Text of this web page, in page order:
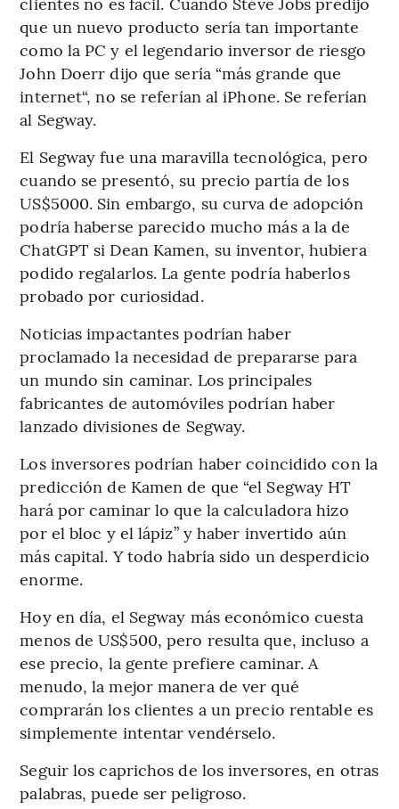
que un nuevo producto sería tan importante
como la PC y el legendario inversor de riesgo
John Doerr dijo que sería “más grande que
internet“, no se referían al iPhone. Se referían
al Segway.
El Segway fue una maravilla tecnológica, pero
cuando se presentó, su precio partía de los
US$5000. Sin embargo, su curva de adopción
podría haberse parecido mucho más a la de
ChatGPT si Dean Kamen, su inventor, hubiera
podido regalarlos. La gente podría haberlos
probado por curiosidad.
Noticias impactantes podrían haber
proclamado la necesidad de prepararse para
un mundo sin caminar. Los principales
fabricantes de automóviles podrían haber
lanzado divisiones de Segway.
Los inversores podrían haber coincidido con la
predicción de Kamen de que “el Segway HT
hará por caminar lo que la calculadora hizo
por el bloc y el lápiz” y haber invertido aún
más capital. Y todo habría sido un desperdicio
enorme.
Hoy en día, el Segway más económico cuesta
menos de US$500, pero resulta que, incluso a
ese precio, la gente prefiere caminar. A
menudo, la mejor manera de ver qué
comprarán los clientes a un precio rentable es
simplemente intentar vendérselo.
Seguir los caprichos de los inversores, en otras
palabras, puede ser peligroso.